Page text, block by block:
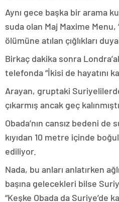
Aynı gece başka bir arama
suda olan Maj Maxime Menu,
ölümüne atılan çığlıkları
Birkaç dakika sonra
telefonda “İkisi de hayatını
Arayan, gruptaki
çıkarmış ancak geç kalınmıştı.
Obada’nın cansız bedeni de
kıyıdan 10 metre içinde
ediliyor.
Nada, bu anları anlatırken
başına gelecekleri bilse
“Keşke Obada da Suriye’de